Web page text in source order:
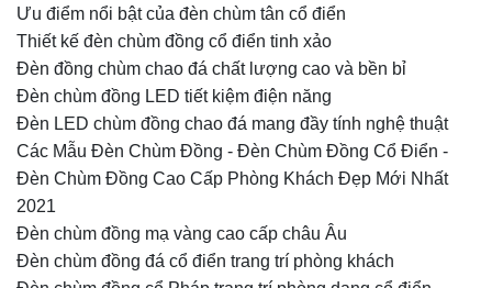
Ưu điểm nổi bật của đèn chùm tân cổ điển
Thiết kế đèn chùm đồng cổ điển tinh xảo
Đèn đồng chùm chao đá chất lượng cao và bền bỉ
Đèn chùm đồng LED tiết kiệm điện năng
Đèn LED chùm đồng chao đá mang đầy tính nghệ thuật
Các Mẫu Đèn Chùm Đồng - Đèn Chùm Đồng Cổ Điển -
Đèn Chùm Đồng Cao Cấp Phòng Khách Đẹp Mới Nhất
2021
Đèn chùm đồng mạ vàng cao cấp châu Âu
Đèn chùm đồng đá cổ điển trang trí phòng khách